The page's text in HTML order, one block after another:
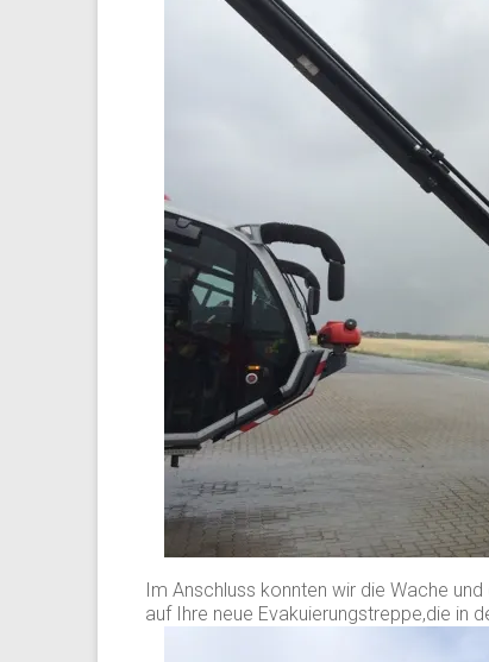
Im Anschluss konnten wir die Wache
auf Ihre neue Evakuierungstreppe,die in